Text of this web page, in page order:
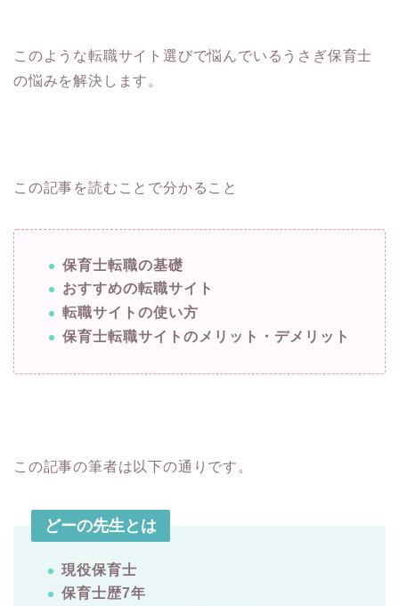
このような転職サイト選びで悩んでいるうさぎ保育士
の悩みを解決します。
この記事を読むことで分かること
保育士転職の基礎
おすすめの転職サイト
転職サイトの使い方
保育士転職サイトのメリット・デメリット
この記事の筆者は以下の通りです。
どーの先生とは
現役保育士
保育士歴7年